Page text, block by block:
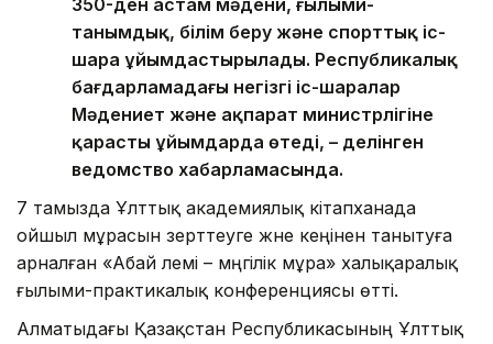
350-ден астам мәдени, ғылыми-
танымдық, білім беру және спорттық іс-
шара ұйымдастырылады. Республикалық
бағдарламадағы негізгі іс-шаралар
Мәдениет және ақпарат министрлігіне
қарасты ұйымдарда өтеді, – делінген
ведомство хабарламасында.
7 тамызда Ұлттық академиялық кітапханада
ойшыл мұрасын зерттеуге және кеңінен танытуға
арналған «Абай әлемі – мәңгілік мұра» халықаралық
ғылыми-практикалық конференциясы өтті.
Алматыдағы Қазақстан Республикасының Ұлттық